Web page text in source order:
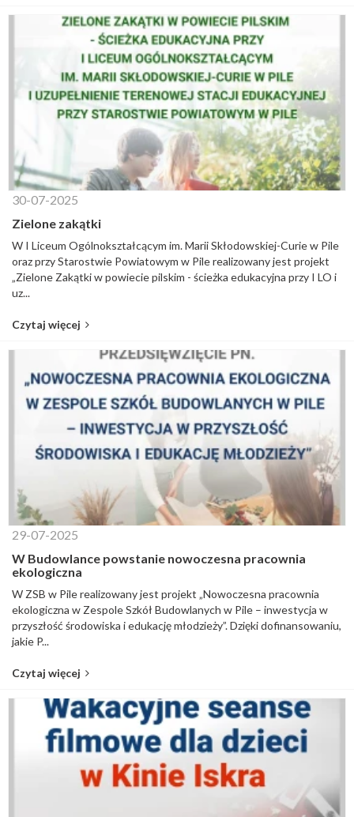
30-07-2025
Zielone zakątki
W I Liceum Ogólnokształcącym im. Marii Skłodowskiej-Curie w Pile
oraz przy Starostwie Powiatowym w Pile realizowany jest projekt
„Zielone Zakątki w powiecie pilskim - ścieżka edukacyjna przy I LO i
uz...
Czytaj więcej
29-07-2025
W Budowlance powstanie nowoczesna pracownia
ekologiczna
W ZSB w Pile realizowany jest projekt „Nowoczesna pracownia
ekologiczna w Zespole Szkół Budowlanych w Pile – inwestycja w
przyszłość środowiska i edukację młodzieży”. Dzięki dofinansowaniu,
jakie P...
Czytaj więcej